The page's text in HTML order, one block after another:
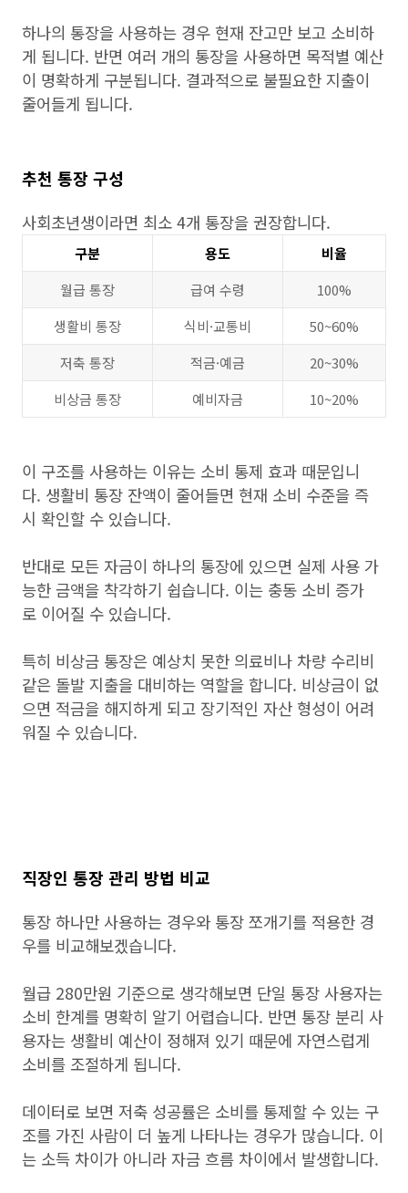
하나의 통장을 사용하는 경우 현재 잔고만 보고 소비하
게 됩니다. 반면 여러 개의 통장을 사용하면 목적별 예산
이 명확하게 구분됩니다. 결과적으로 불필요한 지출이
줄어들게 됩니다.
추천 통장 구성
사회초년생이라면 최소 4개 통장을 권장합니다.
구분 용도
비율
월급 통장
급여 수령
100%
생활비 통장
식비·교통비
50~60%
저축 통장
적금·예금
20~30%
비상금 통장
예비자금 10~20%
이 구조를 사용하는 이유는 소비 통제 효과 때문입니
다. 생활비 통장 잔액이 줄어들면 현재 소비 수준을 즉
시 확인할 수 있습니다.
반대로 모든 자금이 하나의 통장에 있으면 실제 사용 가
능한 금액을 착각하기 쉽습니다. 이는 충동 소비 증가
로 이어질 수 있습니다.
특히 비상금 통장은 예상치 못한 의료비나 차량 수리비
같은 돌발 지출을 대비하는 역할을 합니다. 비상금이 없
으면 적금을 해지하게 되고 장기적인 자산 형성이 어려
워질 수 있습니다.
직장인 통장 관리 방법 비교
통장 하나만 사용하는 경우와 통장 쪼개기를 적용한 경
우를 비교해보겠습니다.
월급 280만원 기준으로 생각해보면 단일 통장 사용자는
소비 한계를 명확히 알기 어렵습니다. 반면 통장 분리 사
용자는 생활비 예산이 정해져 있기 때문에 자연스럽게
소비를 조절하게 됩니다.
데이터로 보면 저축 성공률은 소비를 통제할 수 있는 구
조를 가진 사람이 더 높게 나타나는 경우가 많습니다. 이
는 소득 차이가 아니라 자금 흐름 차이에서 발생합니다.